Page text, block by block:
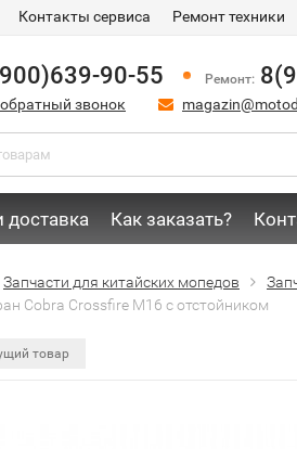
Контакты сервиса Ремонт техники
90-55 Ремонт:
звонок
доставка Как заказать?
Запчасти для китайских мопедов
Cobra Crossfire M16 с отстойником
товар